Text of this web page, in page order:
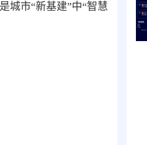
城市“新基建”中“智慧